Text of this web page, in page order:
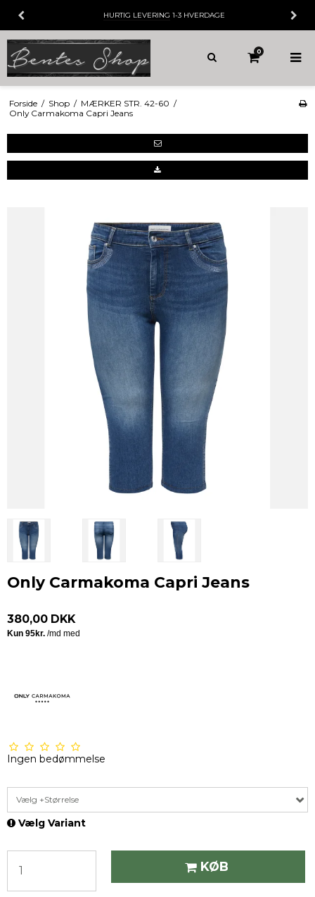
HURTIG LEVERING 1-3 HVERDAGE
0
Forside / Shop / MÆRKER STR. 42-60 /
Only Carmakoma Capri Jeans
Only Carmakoma Capri Jeans
380,00 DKK
Ingen bedømmelse
Vælg +Størrelse
Vælg Variant
KØB